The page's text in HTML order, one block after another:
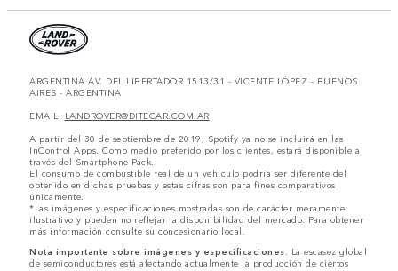
ARGENTINA AV. DEL LIBERTADOR 1513/31 - VICENTE LÓPEZ - BUENOS
AIRES - ARGENTINA
EMAIL: LANDROVER@DITECAR.COM.AR
A partir del 30 de septiembre de 2019, Spotify ya no se incluirá en las
InControl Apps. Como medio preferido por los clientes, estará disponible a
través del Smartphone Pack.
El consumo de combustible real de un vehículo podría ser diferente del
obtenido en dichas pruebas y estas cifras son para fines comparativos
únicamente.
*Las imágenes y especificaciones mostradas son de carácter meramente
ilustrativo y pueden no reflejar la disponibilidad del mercado. Para obtener
más información consulte su concesionario local.
Nota importante sobre imágenes y especificaciones. La escasez global
de semiconductores está afectando actualmente la producción de ciertos